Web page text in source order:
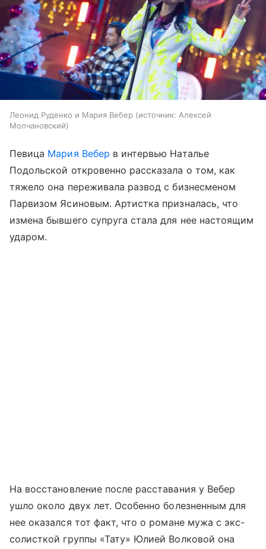
Леонид Руденко и Мария Вебер источник: Алексей
Молчановский
Певица Мария Вебер в интервью Наталье
Подольской откровенно рассказала о том, как
тяжело она переживала развод с бизнесменом
Парвизом Ясиновым. Артистка призналась, что
измена бывшего супруга стала для нее настоящим
ударом.
На восстановление после расставания у Вебер
ушло около двух лет. Особенно болезненным для
нее оказался тот факт, что о романе мужа с экс-
солисткой группы «Тату» Юлией Волковой она